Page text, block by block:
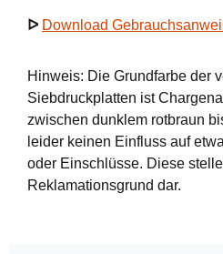
ᐅ Download
Hinweis: Die Grundfarbe der
Siebdruckplatten ist
zwischen dunklem rotbraun
leider keinen Einfluss auf
oder Einschlüsse. Diese
Reklamationsgrund dar.